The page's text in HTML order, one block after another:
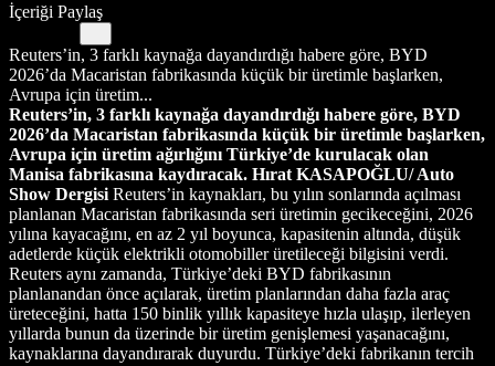
İçeriği Paylaş
Reuters’in, 3 farklı kaynağa dayandırdığı habere göre, BYD
2026’da Macaristan fabrikasında küçük bir üretimle başlarken,
Avrupa için üretim...
Reuters’in, 3 farklı kaynağa dayandırdığı habere göre, BYD
2026’da Macaristan fabrikasında küçük bir üretimle başlarken,
Avrupa için üretim ağırlığını Türkiye’de kurulacak olan
Manisa fabrikasına kaydıracak. Hırat KASAPOĞLU/ Auto
Show Dergisi Reuters’in kaynakları, bu yılın sonlarında açılması
planlanan Macaristan fabrikasında seri üretimin gecikeceğini, 2026
yılına kayacağını, en az 2 yıl boyunca, kapasitenin altında, düşük
adetlerde küçük elektrikli otomobiller üretileceği bilgisini verdi.
Reuters aynı zamanda, Türkiye’deki BYD fabrikasının
planlanandan önce açılarak, üretim planlarından daha fazla araç
üreteceğini, hatta 150 binlik yıllık kapasiteye hızla ulaşıp, ilerleyen
yıllarda bunun da üzerinde bir üretim genişlemesi yaşanacağını,
kaynaklarına dayandırarak duyurdu. Türkiye’deki fabrikanın tercih